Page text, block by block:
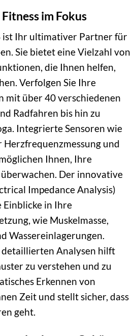
im Fokus
ist Ihr ultimativer Partner für
Sie bietet eine Vielzahl von
die Ihnen helfen,
Verfolgen Sie Ihre
mit über 40 verschiedenen
Radfahren bis hin zu
Integrierte Sensoren wie
Herzfrequenzmessung und
Ihnen, Ihre
Der innovative
Impedance Analysis)
in Ihre
wie Muskelmasse,
Wassereinlagerungen.
detaillierten Analysen hilft
zu verstehen und zu
Erkennen von
Zeit und stellt sicher, dass
geht.